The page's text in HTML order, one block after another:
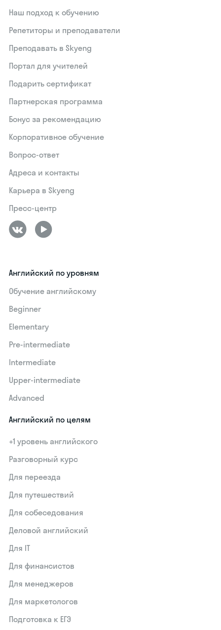
Наш подход к обучению
Репетиторы и преподаватели
Преподавать в Skyeng
Портал для учителей
Подарить сертификат
Партнерская программа
Бонус за рекомендацию
Корпоративное обучение
Вопрос-ответ
Адреса и контакты
Карьера в Skyeng
Пресс-центр
Английский по уровням
Обучение английскому
Beginner
Elementary
Pre-intermediate
Intermediate
Upper-intermediate
Advanced
Английский по целям
+1 уровень английского
Разговорный курс
Для переезда
Для путешествий
Для собеседования
Деловой английский
Для IT
Для финансистов
Для менеджеров
Для маркетологов
Подготовка к ЕГЭ